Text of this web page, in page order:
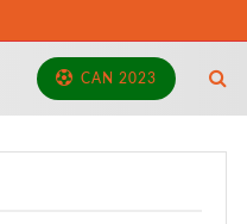
CAN 2023